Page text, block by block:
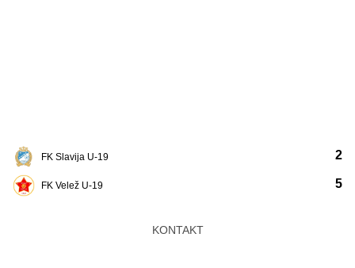
FK Slavija U-19
FK Velež U-19
2
5
KONTAKT